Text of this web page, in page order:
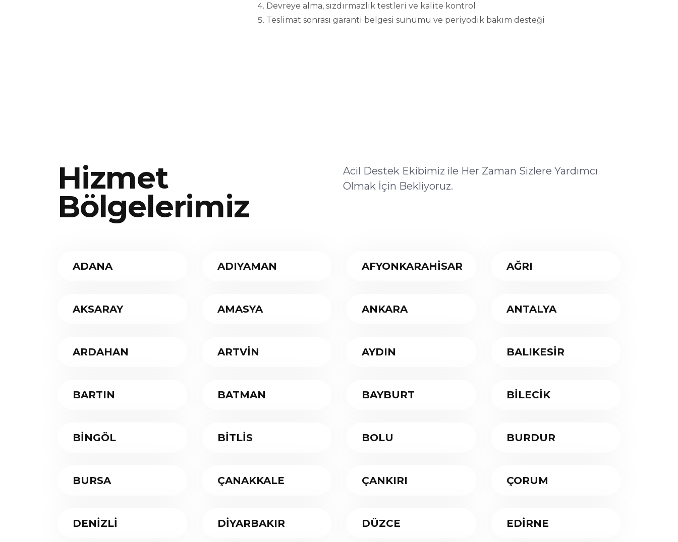
Devreye alma, sızdırmazlık testleri ve kalite kontrol
Teslimat sonrası garanti belgesi sunumu ve periyodik bakım desteği
Hizmet
Bölgelerimiz
Acil Destek Ekibimiz ile Her Zaman Sizlere Yardımcı
Olmak İçin Bekliyoruz.
ADANA ADIYAMAN AFYONKARAHİSAR AĞRI
AKSARAY AMASYA ANKARA ANTALYA
ARDAHAN ARTVİN AYDIN BALIKESİR
BARTIN BATMAN BAYBURT BİLECİK
BİNGÖL BİTLİS BOLU BURDUR
BURSA ÇANAKKALE ÇANKIRI ÇORUM
DENİZLİ DİYARBAKIR DÜZCE EDİRNE